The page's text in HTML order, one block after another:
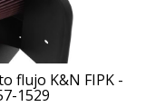
flujo K&N FIPK -
1529